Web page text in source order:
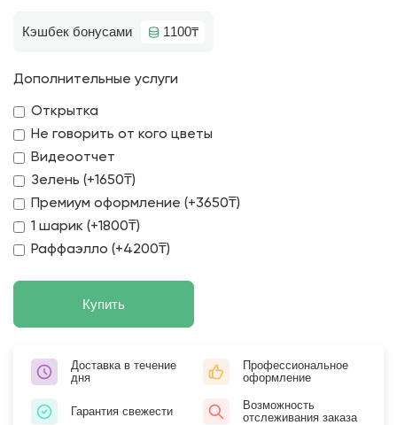
Кэшбек бонусами 1100₸
Дополнительные услуги
Открытка
Не говорить от кого цветы
Видеоотчет
Зелень (+1650₸)
Премиум оформление (+3650₸)
1 шарик (+1800₸)
Раффаэлло (+4200₸)
Купить
Доставка в течение
дня
Профессиональное
оформление
Гарантия свежести
Возможность
отслеживания заказа